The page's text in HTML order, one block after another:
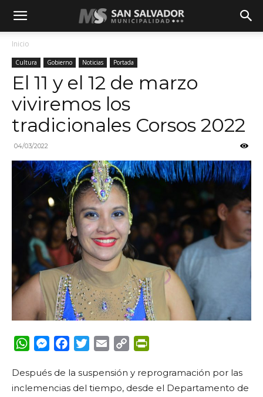
Inicio
Cultura Gobierno Noticias Portada
El 11 y el 12 de marzo
viviremos los
tradicionales Corsos 2022
04/03/2022
WhatsApp
Messenger
FacebookTwitterEmail Copy
Después de la suspensión y reprogramación por las
inclemencias del tiempo, desde el Departamento de